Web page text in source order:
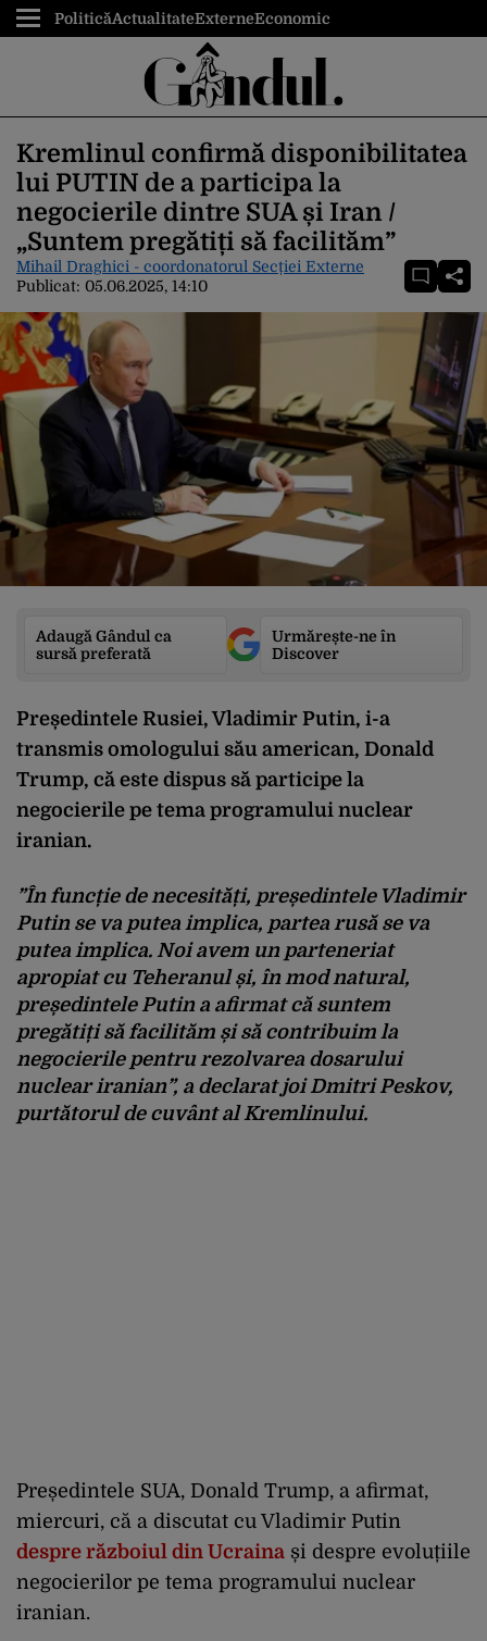
PoliticăActualitateExterneEconomic
Kremlinul confirmă disponibilitatea
lui PUTIN de a participa la
negocierile dintre SUA și Iran /
„Suntem pregătiți să facilităm”
Mihail Draghici - coordonatorul Secției Externe
Publicat: 05.06.2025, 14:10
Adaugă Gândul ca
sursă preferată
Urmărește-ne în
Discover
Președintele Rusiei, Vladimir Putin, i-a
transmis omologului său american, Donald
Trump, că este dispus să participe la
negocierile pe tema programului nuclear
iranian.
”În funcție de necesități, președintele Vladimir
Putin se va putea implica, partea rusă se va
putea implica. Noi avem un parteneriat
apropiat cu Teheranul și, în mod natural,
președintele Putin a afirmat că suntem
pregătiți să facilităm și să contribuim la
negocierile pentru rezolvarea dosarului
nuclear iranian”, a declarat joi Dmitri Peskov,
purtătorul de cuvânt al Kremlinului.
Președintele SUA, Donald Trump, a afirmat,
miercuri, că a discutat cu Vladimir Putin
despre războiul din Ucraina și despre evoluțiile
negocierilor pe tema programului nuclear
iranian.